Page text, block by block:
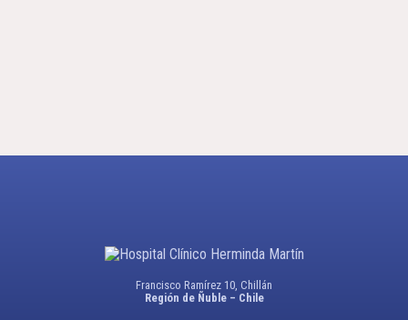
Francisco Ramírez 10, Chillán
Región de Ñuble – Chile